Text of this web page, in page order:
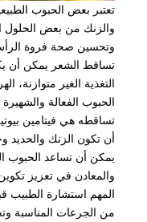
تعتبر بعض الحبوب
والزنك من بعض الحلول
وتحسين صحة فروة
تساقط الشعر يمكن أن
التغذية الغير متوازنة،
الحبوب الفعالة
تساقطه هي فيتامين
أن تكون الزنك والحديد
يمكن أن تساعد الحبوب
والمعادن في تعزيز
المهم استشارة الطبيب
من الجرعات المناسبة